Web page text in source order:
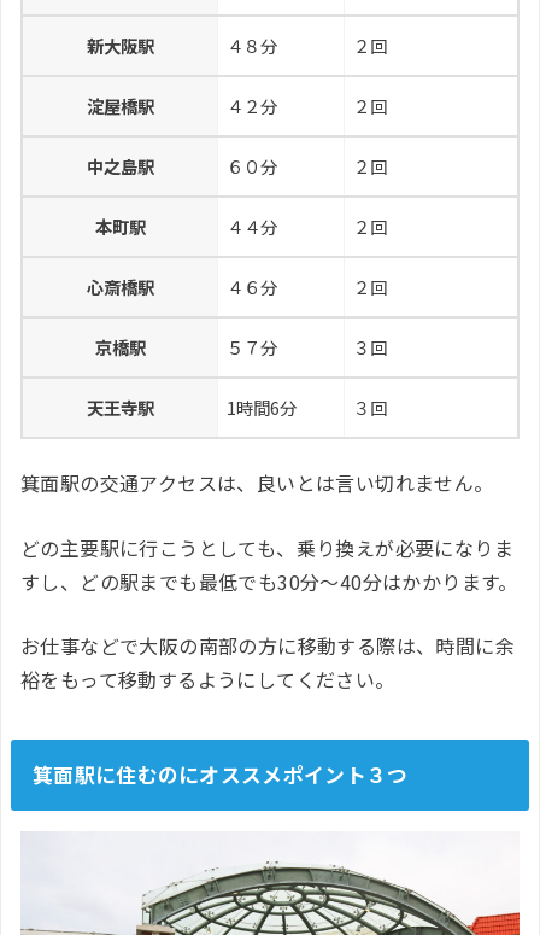
新大阪駅 ４８分 ２回
淀屋橋駅 ４２分 ２回
中之島駅 ６０分 ２回
本町駅 ４４分 ２回
心斎橋駅 ４６分 ２回
京橋駅 ５７分 ３回
天王寺駅 1時間6分 ３回
箕面駅の交通アクセスは、良いとは言い切れません。
どの主要駅に行こうとしても、乗り換えが必要になりま
すし、どの駅までも最低でも30分〜40分はかかります。
お仕事などで大阪の南部の方に移動する際は、時間に余
裕をもって移動するようにしてください。
箕面駅に住むのにオススメポイント３つ